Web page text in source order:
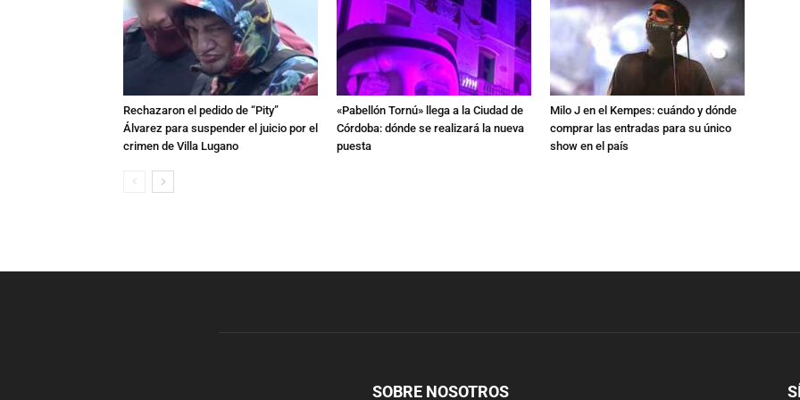
Rechazaron el pedido de “Pity”
Álvarez para suspender el juicio por el
crimen de Villa Lugano
«Pabellón Tornú» llega a la Ciudad de
Córdoba: dónde se realizará la nueva
puesta
Milo J en el Kempes: cuándo y dónde
comprar las entradas para su único
show en el país
SOBRE NOSOTROS